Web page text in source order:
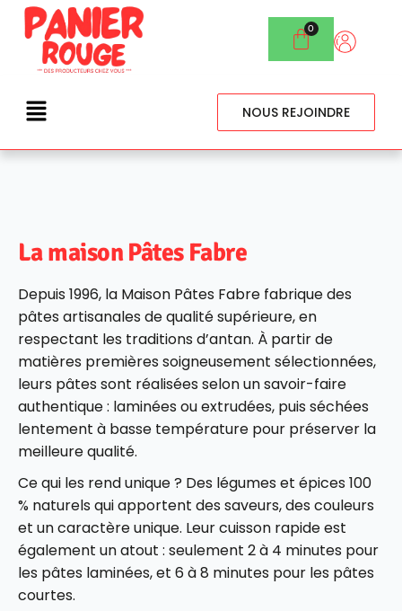
NOUS REJOINDRE
La maison Pâtes Fabre
Depuis 1996, la Maison Pâtes Fabre fabrique des
pâtes artisanales de qualité supérieure, en
respectant les traditions d’antan. À partir de
matières premières soigneusement sélectionnées,
leurs pâtes sont réalisées selon un savoir-faire
authentique : laminées ou extrudées, puis séchées
lentement à basse température pour préserver la
meilleure qualité.
Ce qui les rend unique ? Des légumes et épices 100
% naturels qui apportent des saveurs, des couleurs
et un caractère unique. Leur cuisson rapide est
également un atout : seulement 2 à 4 minutes pour
les pâtes laminées, et 6 à 8 minutes pour les pâtes
courtes.